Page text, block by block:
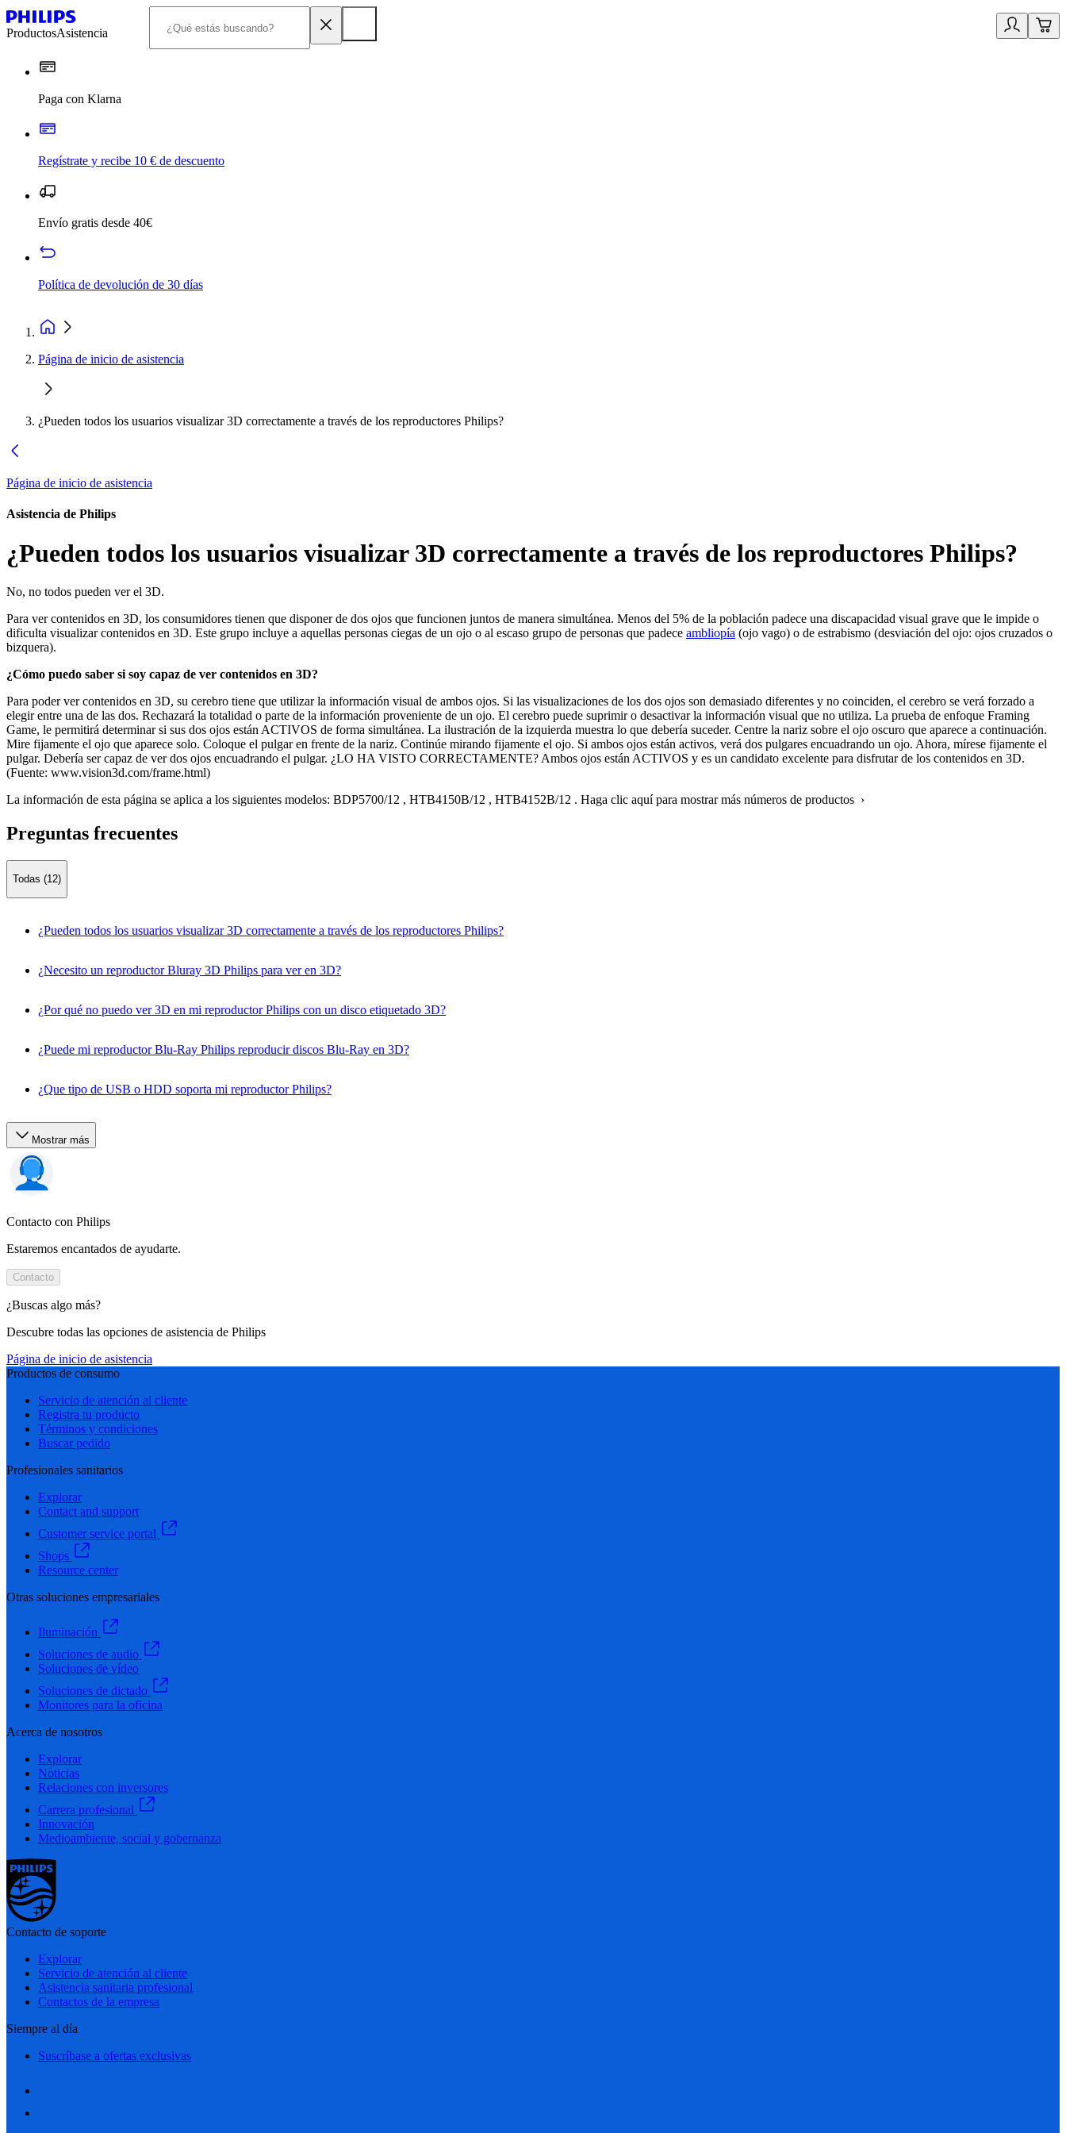
ProductosAsistencia
Paga con Klarna
Regístrate y recibe 10 € de descuento
Envío gratis desde 40€
Política de devolución de 30 días
Página de inicio de asistencia
¿Pueden todos los usuarios visualizar 3D correctamente a través de los reproductores Philips?
Página de inicio de asistencia
Asistencia de Philips
¿Pueden todos los usuarios visualizar 3D correctamente a través de los reproductores Philips?
No, no todos pueden ver el 3D.
Para ver contenidos en 3D, los consumidores tienen que disponer de dos ojos que funcionen juntos de manera simultánea. Menos del 5% de la población padece una discapacidad visual grave que le impide o
dificulta visualizar contenidos en 3D. Este grupo incluye a aquellas personas ciegas de un ojo o al escaso grupo de personas que padece ambliopía (ojo vago) o de estrabismo (desviación del ojo: ojos cruzados o
bizquera).
¿Cómo puedo saber si soy capaz de ver contenidos en 3D?
Para poder ver contenidos en 3D, su cerebro tiene que utilizar la información visual de ambos ojos. Si las visualizaciones de los dos ojos son demasiado diferentes y no coinciden, el cerebro se verá forzado a
elegir entre una de las dos. Rechazará la totalidad o parte de la información proveniente de un ojo. El cerebro puede suprimir o desactivar la información visual que no utiliza. La prueba de enfoque Framing
Game, le permitirá determinar si sus dos ojos están ACTIVOS de forma simultánea. La ilustración de la izquierda muestra lo que debería suceder. Centre la nariz sobre el ojo oscuro que aparece a continuación.
Mire fijamente el ojo que aparece solo. Coloque el pulgar en frente de la nariz. Continúe mirando fijamente el ojo. Si ambos ojos están activos, verá dos pulgares encuadrando un ojo. Ahora, mírese fijamente el
pulgar. Debería ser capaz de ver dos ojos encuadrando el pulgar. ¿LO HA VISTO CORRECTAMENTE? Ambos ojos están ACTIVOS y es un candidato excelente para disfrutar de los contenidos en 3D.
(Fuente: www.vision3d.com/frame.html)
La información de esta página se aplica a los siguientes modelos: BDP5700/12 , HTB4150B/12 , HTB4152B/12 . Haga clic aquí para mostrar más números de productos ›
Preguntas frecuentes
Todas (12)
¿Pueden todos los usuarios visualizar 3D correctamente a través de los reproductores Philips?
¿Necesito un reproductor Bluray 3D Philips para ver en 3D?
¿Por qué no puedo ver 3D en mi reproductor Philips con un disco etiquetado 3D?
¿Puede mi reproductor Blu-Ray Philips reproducir discos Blu-Ray en 3D?
¿Que tipo de USB o HDD soporta mi reproductor Philips?
Mostrar más
Contacto con Philips
Estaremos encantados de ayudarte.
Contacto
¿Buscas algo más?
Descubre todas las opciones de asistencia de Philips
Página de inicio de asistencia
Productos de consumo
Servicio de atención al cliente
Registra tu producto
Términos y condiciones
Buscar pedido
Profesionales sanitarios
Explorar
Contact and support
Customer service portal
Shops
Resource center
Otras soluciones empresariales
Iluminación
Soluciones de audio
Soluciones de vídeo
Soluciones de dictado
Monitores para la oficina
Acerca de nosotros
Explorar
Noticias
Relaciones con inversores
Carrera profesional
Innovación
Medioambiente, social y gobernanza
Contacto de soporte
Explorar
Servicio de atención al cliente
Asistencia sanitaria profesional
Contactos de la empresa
Siempre al día
Suscríbase a ofertas exclusivas